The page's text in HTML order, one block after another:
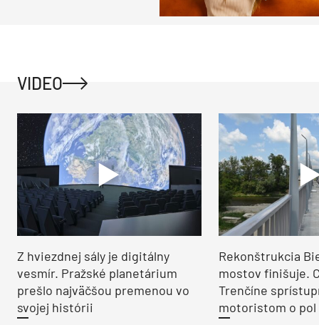
VIDEO
Z hviezdnej sály je digitálny
vesmír. Pražské planetárium
prešlo najväčšou premenou vo
svojej histórii
Rekonštrukcia
mostov finišuje.
Trenčíne
motoristom o pol